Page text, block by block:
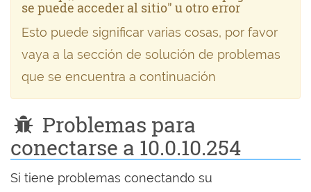
se puede acceder al sitio" u otro error
Esto puede significar varias cosas, por favor
vaya a la sección de solución de problemas
que se encuentra a continuación
Problemas para
conectarse a 10.0.10.254
Si tiene problemas conectando su